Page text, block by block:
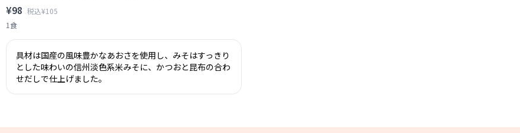
¥98 税込¥105
1食
具材は国産の風味豊かなあおさを使用し、みそはすっきり
とした味わいの信州淡色系米みそに、かつおと昆布の合わ
せだしで仕上げました。